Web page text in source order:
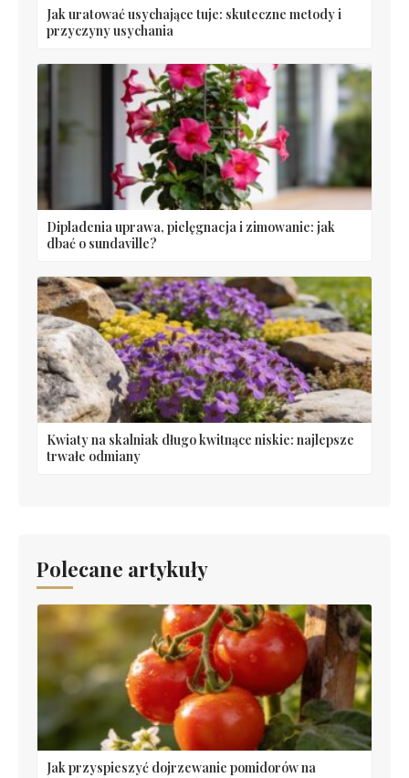
Jak uratować usychające tuje: skuteczne metody i
przyczyny usychania
Dipladenia uprawa, pielęgnacja i zimowanie: jak
dbać o sundaville?
Kwiaty na skalniak długo kwitnące niskie: najlepsze
trwałe odmiany
Polecane artykuły
Jak przyspieszyć dojrzewanie pomidorów na